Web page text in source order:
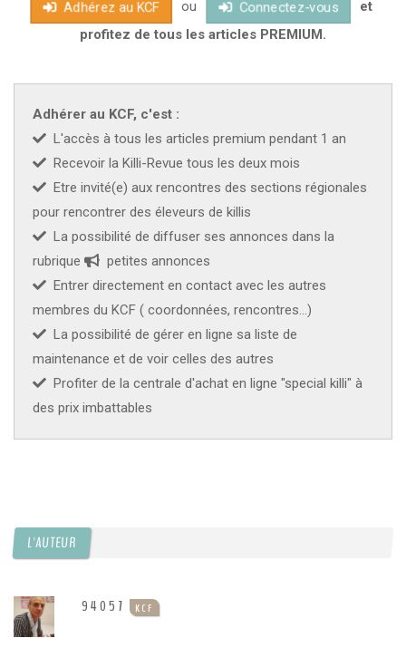
vie originel.Endémique au Gabon :
Adhérez au KCF ou Connectez-vous
et
profitez de tous les articles PREMIUM.
Adhérer au KCF, c'est :
L'accès à tous les articles premium pendant 1 an
Recevoir la Killi-Revue tous les deux mois
Etre invité(e) aux rencontres des sections régionales
pour rencontrer des éleveurs de killis
La possibilité de diffuser ses annonces dans la
rubrique
petites annonces
Entrer directement en contact avec les autres
membres du KCF ( coordonnées, rencontres...)
La possibilité de gérer en ligne sa liste de
maintenance et de voir celles des autres
Profiter de la centrale d'achat en ligne "special killi" à
des prix imbattables
L'AUTEUR
94057 KCF